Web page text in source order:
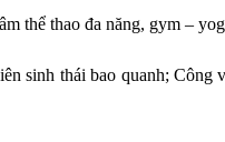
thể thao đa năng, gym –
sinh thái bao quanh;